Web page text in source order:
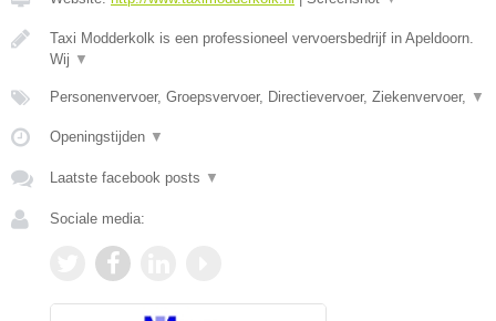
Taxi Modderkolk is een professioneel vervoersbedrijf in Apeldoorn.
Wij ▼
Personenvervoer, Groepsvervoer, Directievervoer, Ziekenvervoer, ▼
Openingstijden ▼
Laatste facebook posts ▼
Sociale media: